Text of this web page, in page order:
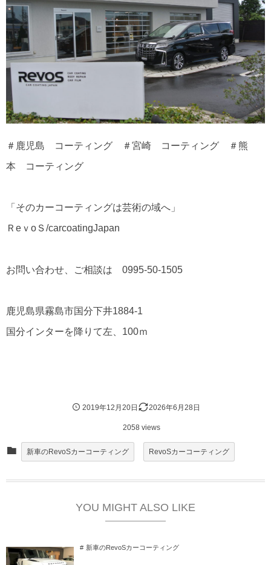
＃鹿児島 コーティング ＃宮崎 コーティング ＃熊
本 コーティング
「そのカーコーティングは芸術の域へ」
ＲeｖoＳ/carcoatingJapan
お問い合わせ、ご相談は 0995-50-1505
鹿児島県霧島市国分下井1884-1
国分インターを降りて左、100ｍ
2019年12月20日 2026年6月28日
2058 views
新車のRevoSカーコーティング RevoSカーコーティング
YOU MIGHT ALSO LIKE
新車のRevoSカーコーティング